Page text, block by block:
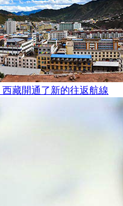
藏開通了新的往返航線